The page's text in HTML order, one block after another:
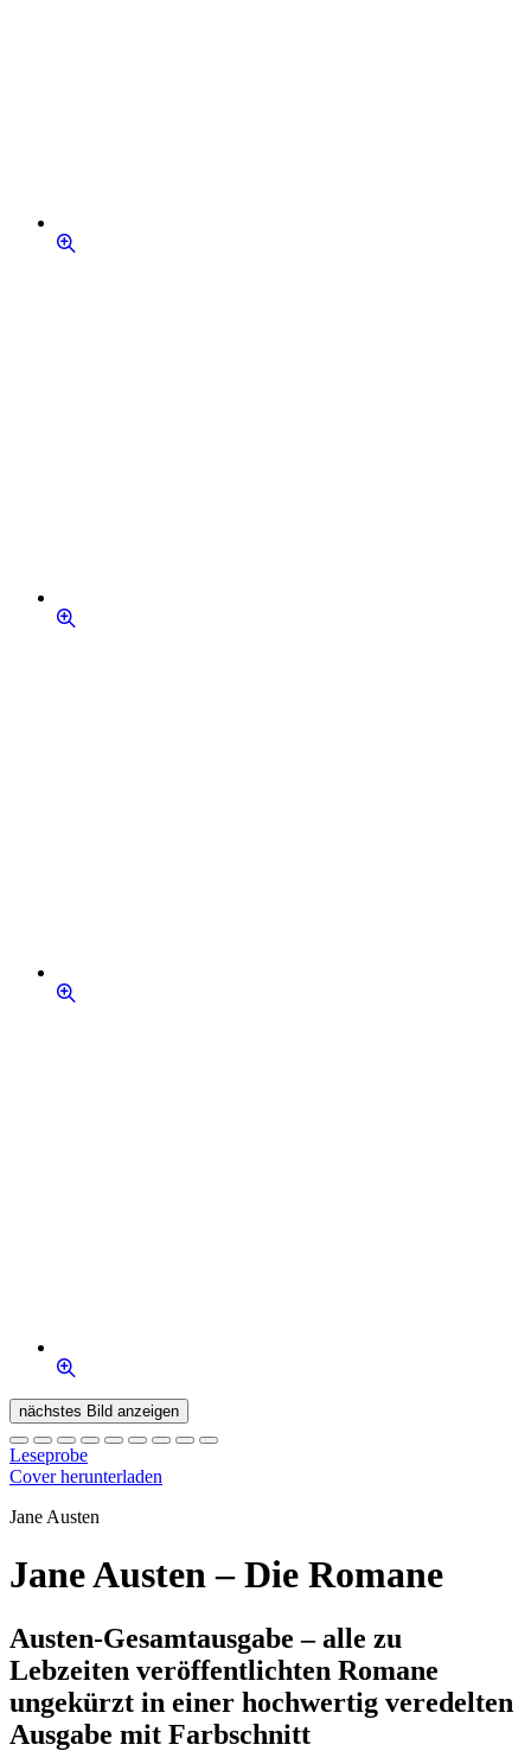
nächstes Bild anzeigen
Leseprobe
Cover herunterladen
Jane Austen
Jane Austen – Die Romane
Austen-Gesamtausgabe – alle zu
Lebzeiten veröffentlichten Romane
ungekürzt in einer hochwertig veredelten
Ausgabe mit Farbschnitt